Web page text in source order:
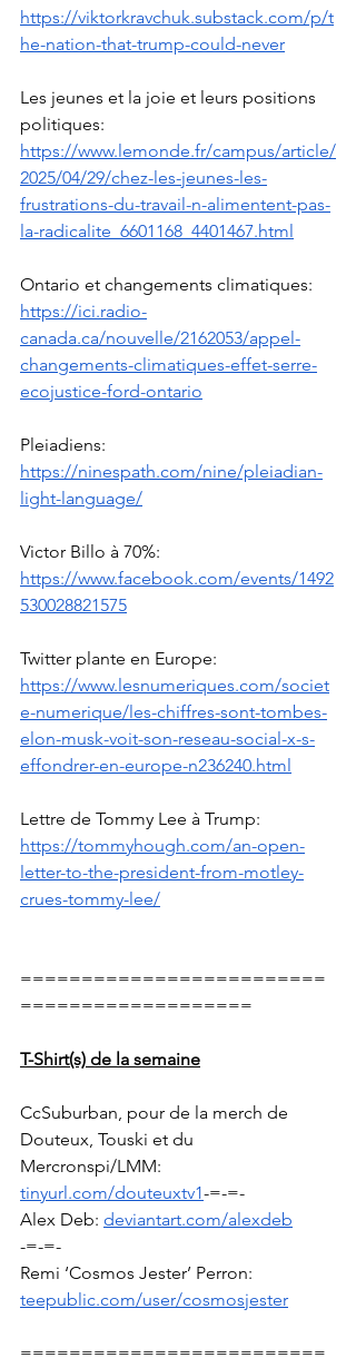
https://viktorkravchuk.substack.com/p/t
he-nation-that-trump-could-never
Les jeunes et la joie et leurs positions
politiques:
https://www.lemonde.fr/campus/article/
2025/04/29/chez-les-jeunes-les-
frustrations-du-travail-n-alimentent-pas-
la-radicalite_6601168_4401467.html
Ontario et changements climatiques:
https://ici.radio-
canada.ca/nouvelle/2162053/appel-
changements-climatiques-effet-serre-
ecojustice-ford-ontario
Pleiadiens:
https://ninespath.com/nine/pleiadian-
light-language/
Victor Billo à 70%:
https://www.facebook.com/events/1492
530028821575
Twitter plante en Europe:
https://www.lesnumeriques.com/societ
e-numerique/les-chiffres-sont-tombes-
elon-musk-voit-son-reseau-social-x-s-
effondrer-en-europe-n236240.html
Lettre de Tommy Lee à Trump:
https://tommyhough.com/an-open-
letter-to-the-president-from-motley-
crues-tommy-lee/
=========================
===================
T-Shirt(s) de la semaine
CcSuburban, pour de la merch de
Douteux, Touski et du
Mercronspi/LMM:
tinyurl.com/douteuxtv1-=-=-
Alex Deb: deviantart.com/alexdeb
-=-=-
Remi ‘Cosmos Jester’ Perron:
teepublic.com/user/cosmosjester
=========================